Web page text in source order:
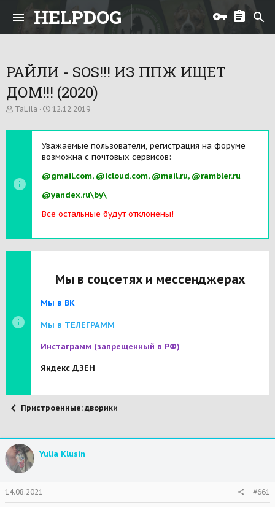
HELPDOG
РАЙЛИ - SOS!!! ИЗ ППЖ ИЩЕТ
ДОМ!!! (2020)
А
т
м
ы
TaLila
Д
т
н
а
а
а
12.12.2019
Уважаемые пользователи, регистрация на форуме
возможна с почтовых сервисов:
@gmail.com, @icloud.com, @mail.ru, @rambler.ru
@yandex.ru\by\
Все остальные будут отклонены!
Мы в соцсетях и мессенджерах
Мы в ВК
Мы в ТЕЛЕГРАММ
Инстаграмм (запрещенный в РФ)
Яндекс ДЗЕН
Пристроенные: дворики
Yulia Klusin
14.08.2021 #661